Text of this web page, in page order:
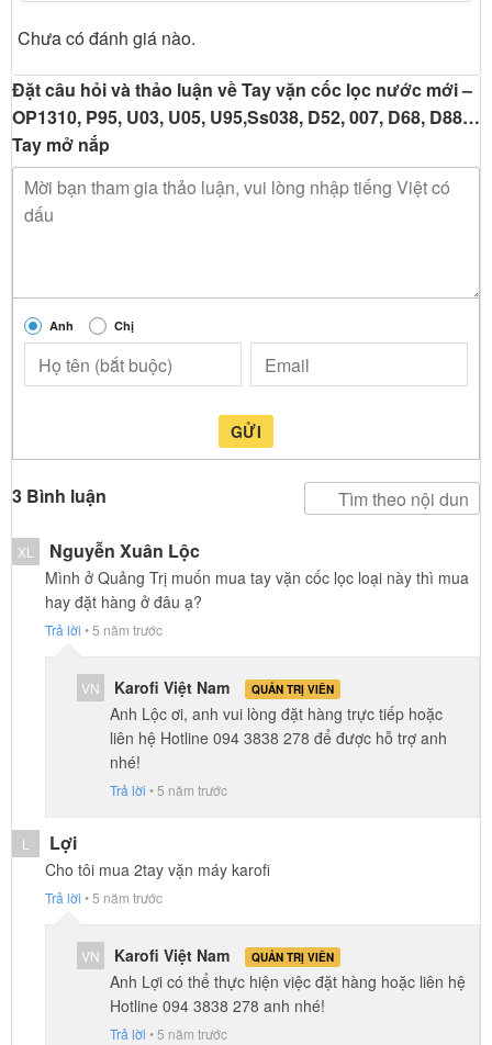
Chưa có đánh giá nào.
Đặt câu hỏi và thảo luận về Tay vặn cốc lọc nước mới –
OP1310, P95, U03, U05, U95,Ss038, D52, 007, D68, D88…
Tay mở nắp
Anh Chị
GỬI
3 Bình luận
XL Nguyễn Xuân Lộc
Mình ở Quảng Trị muốn mua tay vặn cốc lọc loại này thì mua
hay đặt hàng ở đâu ạ?
Trả lời •5 năm trước
VN Karofi Việt Nam QUẢN TRỊ VIÊN
Anh Lộc ơi, anh vui lòng đặt hàng trực tiếp hoặc
liên hệ Hotline 094 3838 278 để được hỗ trợ anh
nhé!
Trả lời • 5 năm trước
L Lợi
Cho tôi mua 2tay vặn máy karofi
Trả lời •5 năm trước
VN Karofi Việt Nam QUẢN TRỊ VIÊN
Anh Lợi có thể thực hiện việc đặt hàng hoặc liên hệ
Hotline 094 3838 278 anh nhé!
Trả lời • 5 năm trước